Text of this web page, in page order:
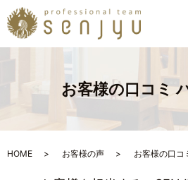
お客様の口コミ
HOME お客様の声 お客様の口コ